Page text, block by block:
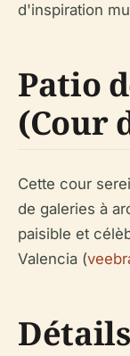
d'inspiration
Patio
(Cour
Cette cour
de galeries à
paisible et
Valencia (